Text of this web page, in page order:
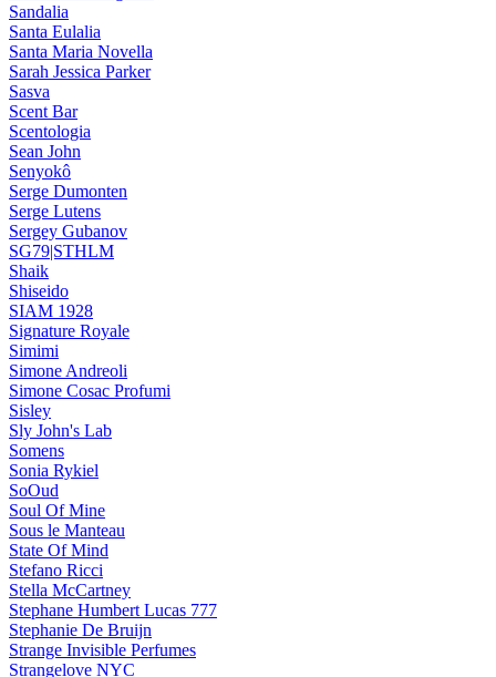
Sandalia
Santa Eulalia
Santa Maria Novella
Sarah Jessica Parker
Sasva
Scent Bar
Scentologia
Sean John
Senyokô
Serge Dumonten
Serge Lutens
Sergey Gubanov
SG79|STHLM
Shaik
Shiseido
SIAM 1928
Signature Royale
Simimi
Simone Andreoli
Simone Cosac Profumi
Sisley
Sly John's Lab
Somens
Sonia Rykiel
SoOud
Soul Of Mine
Sous le Manteau
State Of Mind
Stefano Ricci
Stella McCartney
Stephane Humbert Lucas 777
Stephanie De Bruijn
Strange Invisible Perfumes
Strangelove NYC